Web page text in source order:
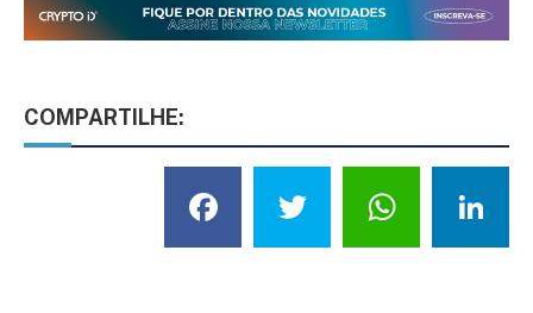
COMPARTILHE:
Facebook
Twitter